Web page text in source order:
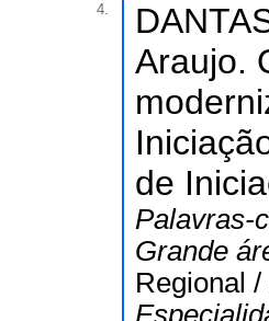
4.
Araujo.
de
Palavras-
Grande
Regional /